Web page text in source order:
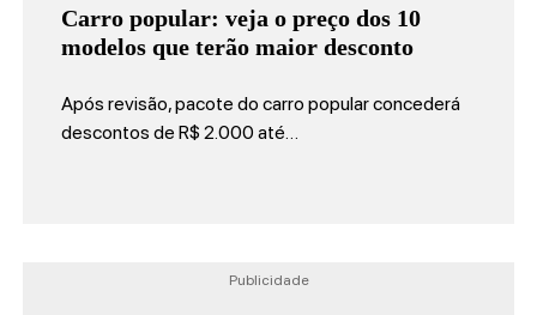
Carro popular: veja o preço dos 10
modelos que terão maior desconto
Após revisão, pacote do carro popular concederá
descontos de R$ 2.000 até…
Publicidade